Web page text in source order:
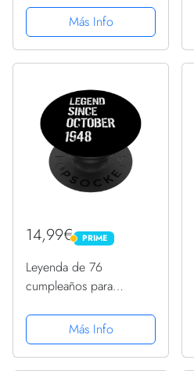
desde octubre de 1948
PopSockets PopGrip
Adhesivo
Más Info
14,99€ PRIME
PRIME
Leyenda de 76
cumpleaños para
desde octubre de 1948
PopSockets PopGrip
Adhesivo
Más Info